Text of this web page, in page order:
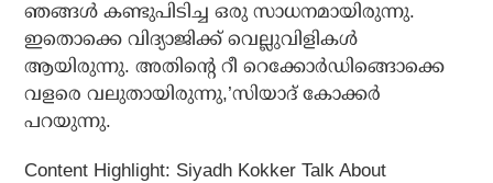
ഞങ്ങൾ കണ്ടുപിടിച്ച ഒരു സാധനമായിരുന്നു.
ഇതൊക്കെ വിദ്യാജിക്ക് വെല്ലുവിളികൾ
ആയിരുന്നു. അതിന്റെ റീ റെക്കോർഡിങ്ങൊക്കെ
വളരെ വലുതായിരുന്നു,’സിയാദ് കോക്കർ
പറയുന്നു.
Content Highlight: Siyadh Kokker Talk About